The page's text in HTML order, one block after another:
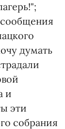
думать
и
эти
собрания